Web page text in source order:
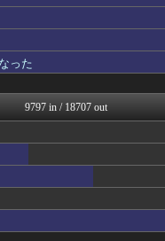
まとめたニュース
はーとログ
アルファルファモザイク＠ネ...
アニはつ -アニメ発信場-
アナ速‐女子アナ画像速報
NEWSぽけまとめーる
奥様は鬼女-DQN返しまと...
鬼女の宅配便 - 修羅場・...
まとめCUP
NEWSまとめもりー｜2c...
った
9797 in / 18707 out